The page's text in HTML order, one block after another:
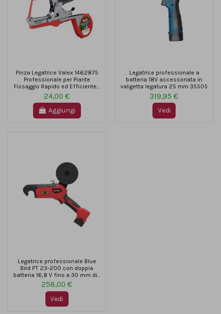
Pinza Legatrice Valex 1462875
Professionale per Piante
Fissaggio Rapido ed Efficiente...
24,00 €
Aggiungi
Legatrice professionale a
batteria 18V accessoriata in
valigetta legatura 25 mm 35505
319,95 €
Vedi
Legatrice professionale Blue
Bird PT 23-200 con doppia
batteria 16,8 V fino a 30 mm di...
258,00 €
Vedi